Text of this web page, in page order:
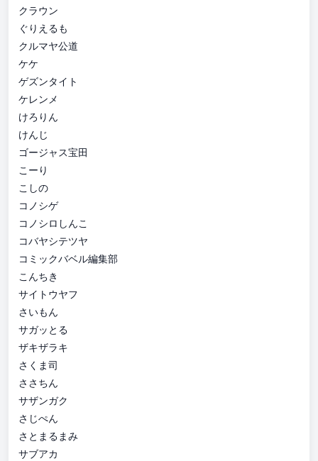
クラウン
ぐりえるも
クルマヤ公道
ケケ
ゲズンタイト
ケレンメ
けろりん
けんじ
ゴージャス宝田
こーり
こしの
コノシゲ
コノシロしんこ
コバヤシテツヤ
コミックバベル編集部
こんちき
サイトウヤフ
さいもん
サガッとる
ザキザラキ
さくま司
ささちん
サザンガク
さじぺん
さとまるまみ
サブアカ